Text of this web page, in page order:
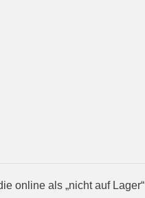
online als „nicht auf Lager“